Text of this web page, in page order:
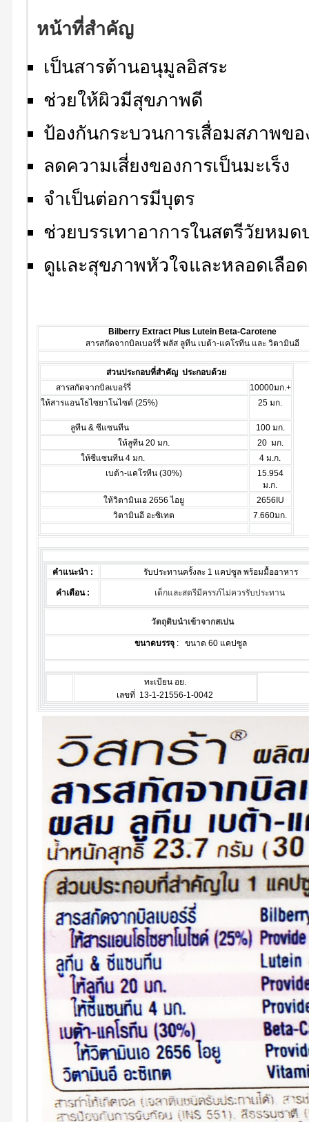
หน้าที่สำคัญ
เป็นสารต้านอนุมูลอิสระ
ช่วยให้ผิวมีสุขภาพดี
ป้องกันกระบวนการเสื่อมสภาพขอ
ลดความเสี่ยงของการเป็นมะเร็ง
จำเป็นต่อการมีบุตร
ช่วยบรรเทาอาการในสตรีวัยหมด
ดูและสุขภาพหัวใจและหลอดเลือด
Bilberry Extract Plus Lutein Beta-Carotene
สารสกัดจากบิลเบอร์รี่ พลัส ลูทีน เบต้า-แคโรทีน และ วิตามินอี
ส่วนประกอบที่สำคัญ ประกอบด้วย
สารสกัดจากบิลเบอร์รี่
10000มก.+
ให้สารแอนโธไซยาโนไซด์ (25%)
25 มก.
ลูทีน & ซีแซนทีน
100 มก.
ให้ลูทีน 20 มก.
20 มก.
ให้ซีแซนทีน 4 มก.
4 ม.ก.
เบต้า-แคโรทีน (30%)
15.954
ม.ก.
ให้วิตามินเอ 2656 ไอยู
2656IU
วิตามินอี อะซิเทต
7.660มก.
คำแนะนำ : รับประทานครั้งละ 1 แคปซูล พร้อมมื้ออาหาร
คำเตือน : เด็กและสตรีมีครรภ์ไม่ควรรับประทาน
วัตถุดิบนำเข้าจากสเปน
ขนาดบรรจุ: ขนาด 60 แคปซูล
ทะเบียน อย.
เลขที่ 13-1-21556-1-0042